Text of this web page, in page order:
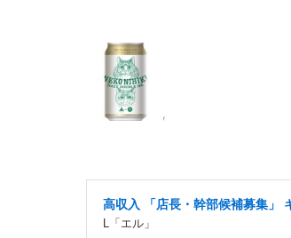
高収入 「店長・幹部候補募集」
L「エル」